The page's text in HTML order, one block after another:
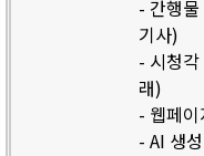
- 간행
기사)
- 시청
래)
- 웹페이
- AI 생